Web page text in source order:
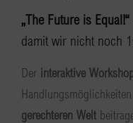
„The Future is Equal!“
damit wir nicht noch
Der interaktive
gerechteren Welt